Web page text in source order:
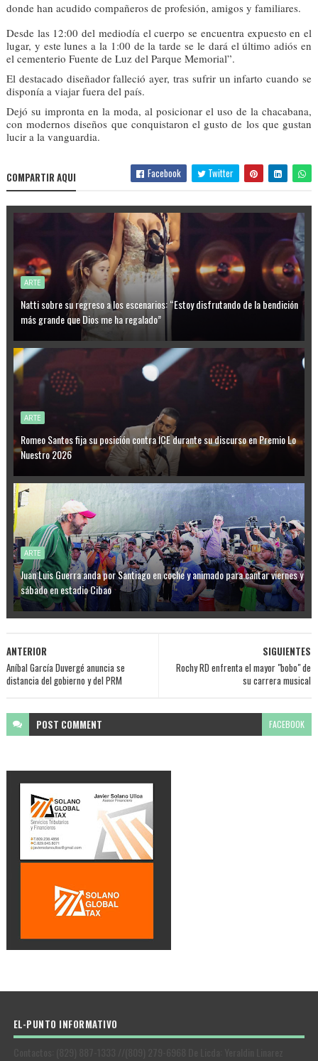
donde han acudido compañeros de profesión, amigos y familiares.
Desde las 12:00 del mediodía el cuerpo se encuentra expuesto en el
lugar, y este lunes a la 1:00 de la tarde se le dará el último adiós en
el cementerio Fuente de Luz del Parque Memorial”.
El destacado diseñador falleció ayer, tras sufrir un infarto cuando se
disponía a viajar fuera del país.
Dejó su impronta en la moda, al posicionar el uso de la chacabana,
con modernos diseños que conquistaron el gusto de los que gustan
lucir a la vanguardia.
COMPARTIR AQUI Facebook Twitter
ARTE
Natti sobre su regreso a los escenarios: “Estoy disfrutando de la bendición
más grande que Dios me ha regalado”
ARTE
Romeo Santos fija su posición contra ICE durante su discurso en Premio Lo
Nuestro 2026
ARTE
Juan Luis Guerra anda por Santiago en coche y animado para cantar viernes y
sábado en estadio Cibao
SIGUIENTES
Rochy RD enfrenta el mayor "bobo" de
su carrera musical
ANTERIOR
Aníbal García Duvergé anuncia se
distancia del gobierno y del PRM
POST COMMENT FACEBOOK
EL-PUNTO INFORMATIVO